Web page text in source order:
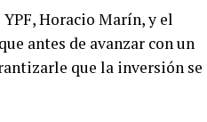
Horacio Marín, y el
antes de avanzar con un
que la inversión se